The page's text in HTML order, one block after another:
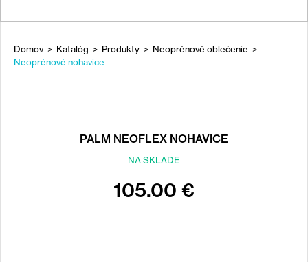
NACHÁDZATE
Domov > Katalóg > Produkty > Neoprénové oblečenie >
Neoprénové nohavice
PALM NEOFLEX NOHAVICE
NA SKLADE
105.00 €